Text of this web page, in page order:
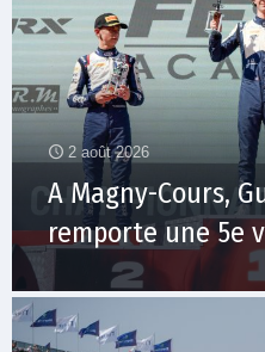
2 août 2026
A Magny-Cours,
remporte une 5e